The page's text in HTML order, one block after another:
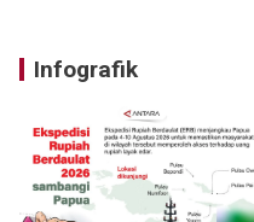
Infografik